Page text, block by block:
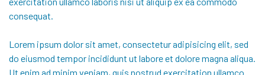
consequat.
Lorem ipsum dolor sit amet, consectetur adipisicing elit, sed
do eiusmod tempor incididunt ut labore et dolore magna aliqua.
Ut enim ad minim veniam, quis nostrud exercitation ullamco